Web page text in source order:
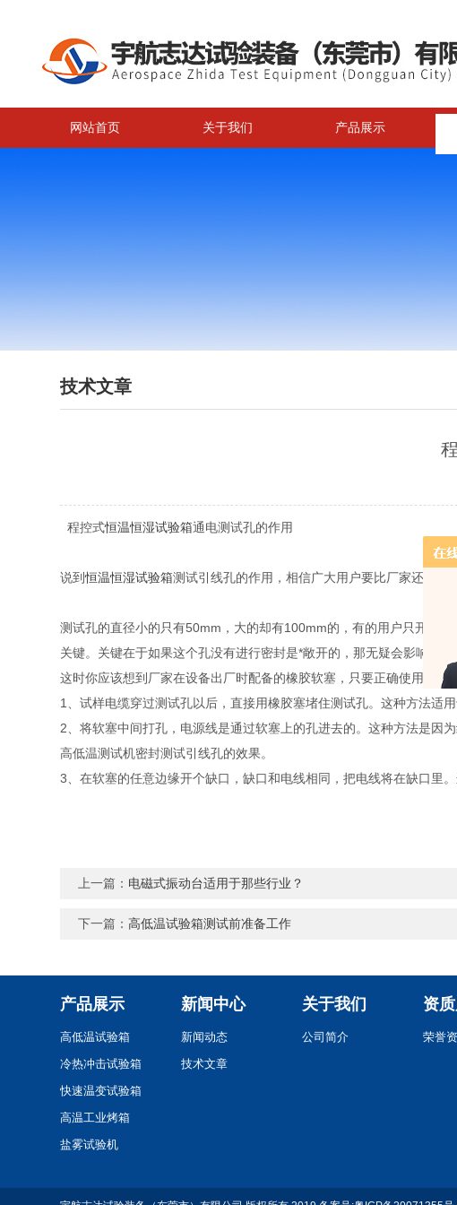
网站首页 关于我们 产品展示
技术文章
程控式恒温恒湿试验箱通电测试孔的作用
说到恒温恒湿试验箱测试引线孔的作用，相信广大用户要比厂家还清
测试孔的直径小的只有50mm，大的却有100mm的，有的用户只开一
关键。关键在于如果这个孔没有进行密封是*敞开的，那无疑会影响工
这时你应该想到厂家在设备出厂时配备的橡胶软塞，只要正确使用橡
1、试样电缆穿过测试孔以后，直接用橡胶塞堵住测试孔。这种方法适
2、将软塞中间打孔，电源线是通过软塞上的孔进去的。这种方法是因
高低温测试机密封测试引线孔的效果。
3、在软塞的任意边缘开个缺口，缺口和电线相同，把电线将在缺口里
上一篇： 电磁式振动台适用于那些行业？
下一篇：高低温试验箱测试前准备工作
产品展示
高低温试验箱
冷热冲击试验箱
快速温变试验箱
高温工业烤箱
盐雾试验机
跌落试验机
新闻中心
新闻动态
技术文章
关于我们
公司简介
资
荣誉